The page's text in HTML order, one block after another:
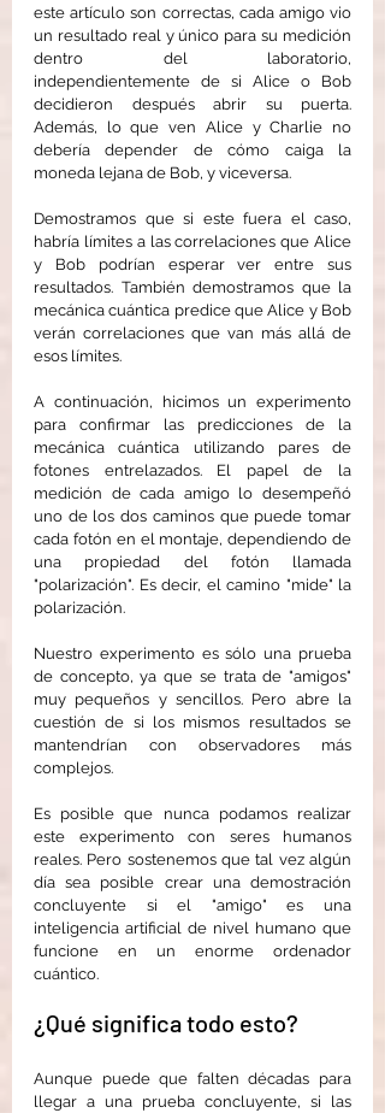
este artículo son correctas, cada amigo vio
un resultado real y único para su medición
dentro del laboratorio,
independientemente de si Alice o Bob
decidieron después abrir su puerta.
Además, lo que ven Alice y Charlie no
debería depender de cómo caiga la
moneda lejana de Bob, y viceversa.
Demostramos que si este fuera el caso,
habría límites a las correlaciones que Alice
y Bob podrían esperar ver entre sus
resultados. También demostramos que la
mecánica cuántica predice que Alice y Bob
verán correlaciones que van más allá de
esos límites.
A continuación, hicimos un experimento
para confirmar las predicciones de la
mecánica cuántica utilizando pares de
fotones entrelazados. El papel de la
medición de cada amigo lo desempeñó
uno de los dos caminos que puede tomar
cada fotón en el montaje, dependiendo de
una propiedad del fotón llamada
"polarización". Es decir, el camino "mide" la
polarización.
Nuestro experimento es sólo una prueba
de concepto, ya que se trata de "amigos"
muy pequeños y sencillos. Pero abre la
cuestión de si los mismos resultados se
mantendrían con observadores más
complejos.
Es posible que nunca podamos realizar
este experimento con seres humanos
reales. Pero sostenemos que tal vez algún
día sea posible crear una demostración
concluyente si el "amigo" es una
inteligencia artificial de nivel humano que
funcione en un enorme ordenador
cuántico.
¿Qué significa todo esto?
Aunque puede que falten décadas para
llegar a una prueba concluyente, si las